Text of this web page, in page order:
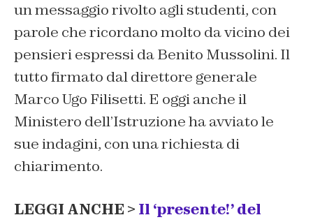
un messaggio rivolto agli studenti, con
parole che ricordano molto da vicino dei
pensieri espressi da Benito Mussolini. Il
tutto firmato dal direttore generale
Marco Ugo Filisetti. E oggi anche il
Ministero dell’Istruzione ha avviato le
sue indagini, con una richiesta di
chiarimento.
LEGGI ANCHE > Il ‘presente!’ del